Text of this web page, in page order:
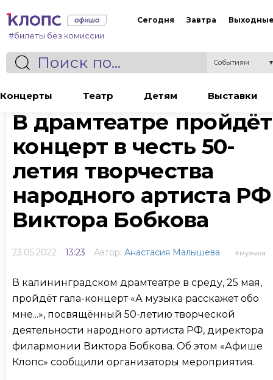
#билеты без комиссии
Сегодня Завтра
Событиям
Концерты Театр Детям Выставки
Статья
В драмтеатре пройдёт
концерт в честь 50-
летия творчества
народного артиста РФ
Виктора Бобкова
23.05.2022 13:23 Автор: Анастасия Малышева музыка
В калининградском драмтеатре в среду, 25 мая,
пройдёт гала-концерт «А музыка расскажет обо
мне...», посвящённый 50-летию творческой
деятельности народного артиста РФ, директора
филармонии Виктора Бобкова. Об этом «Афише
Клопс» сообщили организаторы мероприятия.